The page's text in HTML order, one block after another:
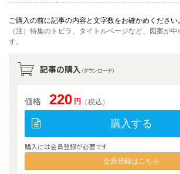
ご購入の前に記事の内容と文字数をお確かめください。
（注）特集のトビラ、タイトルページなど、図案が
す。
記事の購入 （ダウンロード）
価格 220 円 （税込）
購入する
購入には会員登録が必要です
会員登録はこちら